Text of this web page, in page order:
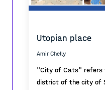
Utopian place
Amir Chelly
"City of Cats" refers
district of the city of